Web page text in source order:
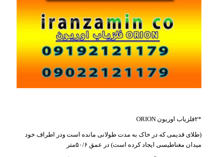
*۲فلزیاب اوریون ORION
(طلای قدیمی که در خاک به مدت طولانی مانده است ودر اطراف خود
میدان مغناطیسی ایجاد کرده است) در عمق ۵۰/۶متر